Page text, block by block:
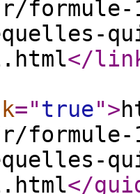
formule-
</
="true">
formule-
</